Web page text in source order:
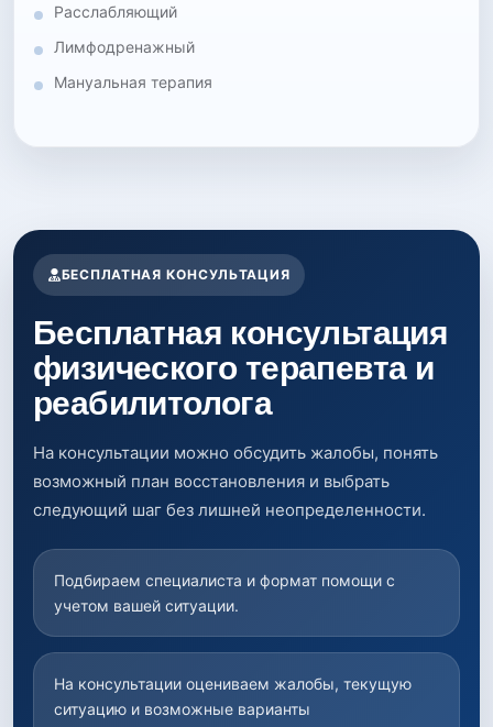
Расслабляющий
Лимфодренажный
Мануальная терапия
БЕСПЛАТНАЯ КОНСУЛЬТАЦИЯ
Бесплатная консультация
физического терапевта и
реабилитолога
На консультации можно обсудить жалобы, понять
возможный план восстановления и выбрать
следующий шаг без лишней неопределенности.
Подбираем специалиста и формат помощи с
учетом вашей ситуации.
На консультации оцениваем жалобы, текущую
ситуацию и возможные варианты